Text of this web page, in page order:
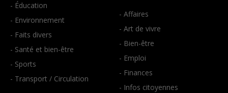
- Éducation
- Environnement
- Faits divers
- Santé et bien-être
- Sports
- Transport / Circulation
- Affaires
- Art de vivre
- Bien-être
- Emploi
- Finances
- Infos citoyennes